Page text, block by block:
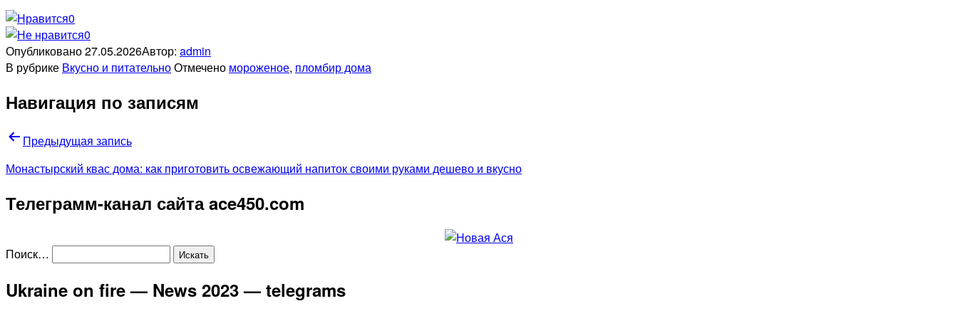
0
0
Опубликовано27.05.2026Автор: admin
В рубрике Вкусно и питательноОтмечено мороженое, пломбир дома
Навигация по записям
Предыдущая запись
Монастырский квас дома: как приготовить освежающий напиток своими руками дешево и вкусно
Телеграмм-канал сайта ace450.com
Поиск…
Ukraine on fire — News 2023 — telegrams